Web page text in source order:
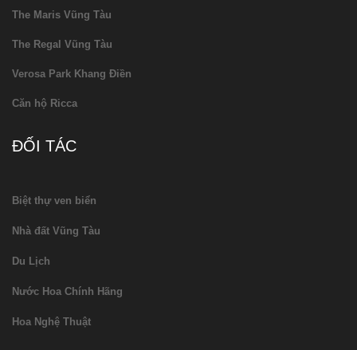
The Maris Vũng Tàu
The Regal Vũng Tàu
Verosa Park Khang Điền
Căn hộ Ricca
ĐỐI TÁC
Biệt thự ven biển
Nhà đất Vũng Tàu
Du Lịch
Nước Hoa Chính Hãng
Hoa Nghệ Thuật